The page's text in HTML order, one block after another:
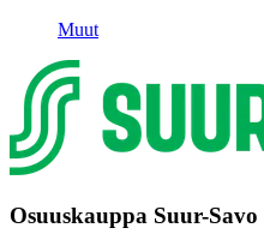
Muut
Osuuskauppa Suur-Savo